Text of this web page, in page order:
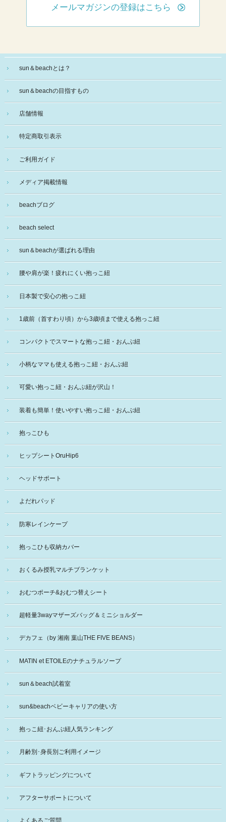
メールマガジンの登録はこちら
sun＆beachとは？
sun＆beachの目指すもの
店舗情報
特定商取引表示
ご利用ガイド
メディア掲載情報
beachブログ
beach select
sun＆beachが選ばれる理由
腰や肩が楽！疲れにくい抱っこ紐
日本製で安心の抱っこ紐
1歳前（首すわり頃）から3歳頃まで使える抱っこ紐
コンパクトでスマートな抱っこ紐・おんぶ紐
小柄なママも使える抱っこ紐・おんぶ紐
可愛い抱っこ紐・おんぶ紐が沢山！
装着も簡単！使いやすい抱っこ紐・おんぶ紐
抱っこひも
ヒップシートOruHip6
ヘッドサポート
よだれパッド
防寒レインケープ
抱っこひも収納カバー
おくるみ授乳マルチブランケット
おむつポーチ&おむつ替えシート
超軽量3wayマザーズバッグ＆ミニショルダー
デカフェ（by 湘南 葉山THE FIVE BEANS）
MATIN et ETOILEのナチュラルソープ
sun＆beach試着室
sun&beachベビーキャリアの使い方
抱っこ紐･おんぶ紐人気ランキング
月齢別･身長別ご利用イメージ
ギフトラッピングについて
アフターサポートについて
よくあるご質問